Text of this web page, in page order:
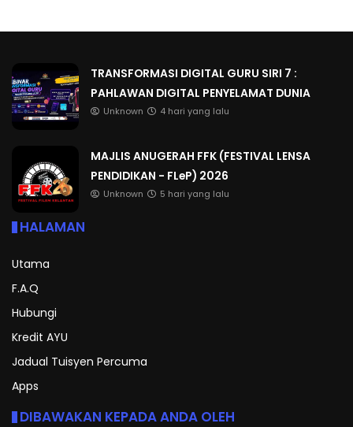
TRANSFORMASI DIGITAL GURU SIRI 7 :
PAHLAWAN DIGITAL PENYELAMAT DUNIA
Unknown 4 hari yang lalu
MAJLIS ANUGERAH FFK (FESTIVAL LENSA
PENDIDIKAN - FLeP) 2026
Unknown 5 hari yang lalu
HALAMAN
Utama
F.A.Q
Hubungi
Kredit AYU
Jadual Tuisyen Percuma
Apps
DIBAWAKAN KEPADA ANDA OLEH